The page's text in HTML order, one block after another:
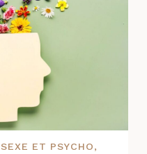
SEXE ET PSYCHO,